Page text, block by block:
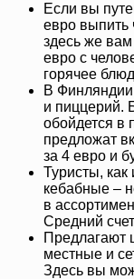
Если вы
евро выпить
здесь же
евро с
горячее
В Финляндии
и пиццерий.
обойдется в
предложат
за 4 евро и
Туристы,
кебабные –
в
Средний
Предлагают
местные и
Здесь вы